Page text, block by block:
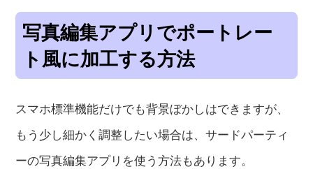
写真編集アプリでポートレー
ト風に加工する方法
スマホ標準機能だけでも背景ぼかしはできますが、
もう少し細かく調整したい場合は、サードパーティ
ーの写真編集アプリを使う方法もあります。